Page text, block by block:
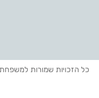
כל הזכויות שמורות